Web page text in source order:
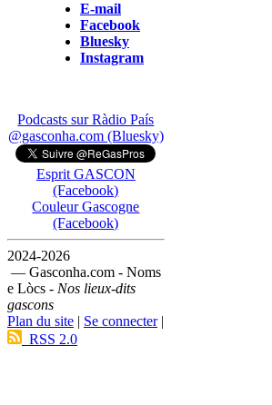
E-mail
Facebook
Bluesky
Instagram
Podcasts sur Ràdio País
@gasconha.com (Bluesky)
Esprit GASCON
(Facebook)
Couleur Gascogne
(Facebook)
2024-2026
— Gasconha.com - Noms
e Lòcs - Nos lieux-dits
gascons
Plan du site | Se connecter|
RSS 2.0